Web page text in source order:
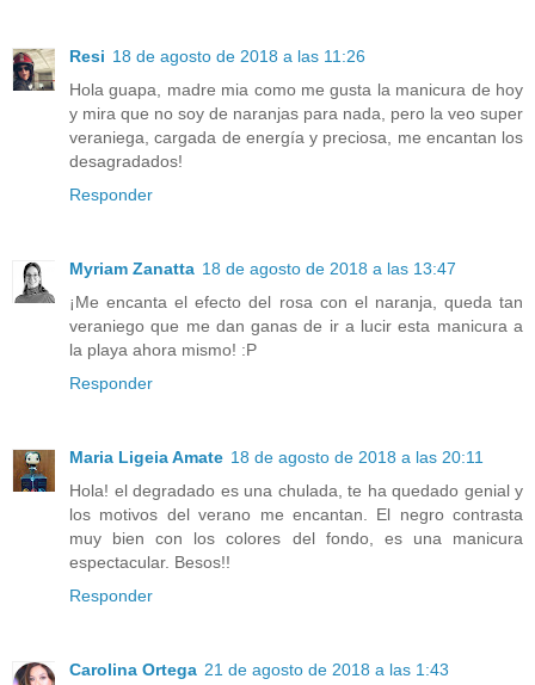
Resi 18 de agosto de 2018 a las 11:26
Hola guapa, madre mia como me gusta la manicura de hoy
y mira que no soy de naranjas para nada, pero la veo super
veraniega, cargada de energía y preciosa, me encantan los
desagradados!
Responder
Myriam Zanatta 18 de agosto de 2018 a las 13:47
¡Me encanta el efecto del rosa con el naranja, queda tan
veraniego que me dan ganas de ir a lucir esta manicura a
la playa ahora mismo! :P
Responder
Maria Ligeia Amate 18 de agosto de 2018 a las 20:11
Hola! el degradado es una chulada, te ha quedado genial y
los motivos del verano me encantan. El negro contrasta
muy bien con los colores del fondo, es una manicura
espectacular. Besos!!
Responder
Carolina Ortega 21 de agosto de 2018 a las 1:43